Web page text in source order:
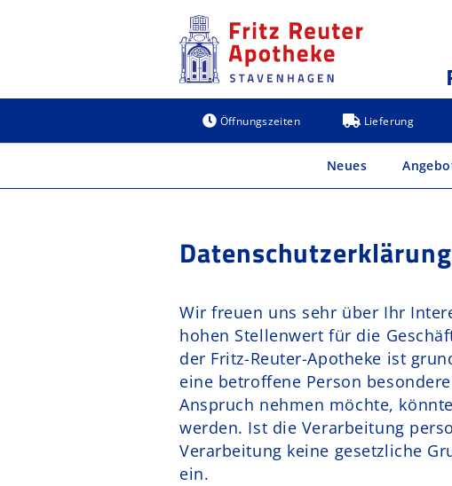
Öffnungszeiten Lieferung
Neues
Datenschutzerklärung
Wir freuen uns sehr über Ihr
hohen Stellenwert für die
der Fritz-Reuter-Apotheke ist
eine betroffene Person
Anspruch nehmen möchte,
werden. Ist die Verarbeitung
Verarbeitung keine gesetzliche
ein.